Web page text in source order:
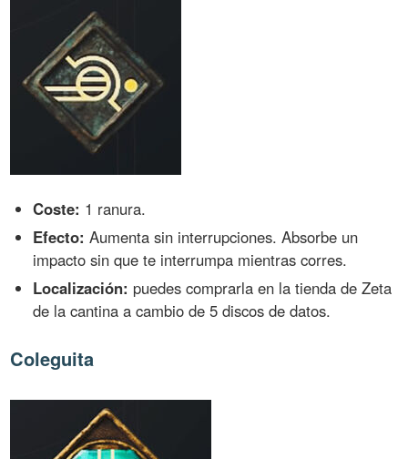
Coste: 1 ranura.
Efecto: Aumenta sin interrupciones. Absorbe un
impacto sin que te interrumpa mientras corres.
Localización: puedes comprarla en la tienda de Zeta
de la cantina a cambio de 5 discos de datos.
Coleguita